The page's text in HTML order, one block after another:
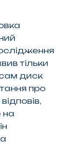
тільки
диск
про
на